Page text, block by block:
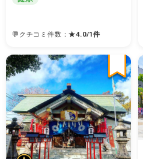
💬クチコミ件数：★4.0/1件